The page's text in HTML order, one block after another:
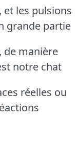
et les pulsions
grande partie
de manière
notre chat
réelles ou